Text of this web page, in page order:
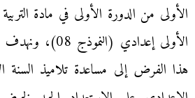
الأولى من الدورة الأولى في مادة
الأولى إعدادي
هذا الفرض إلى مساعدة تلاميذ السنة